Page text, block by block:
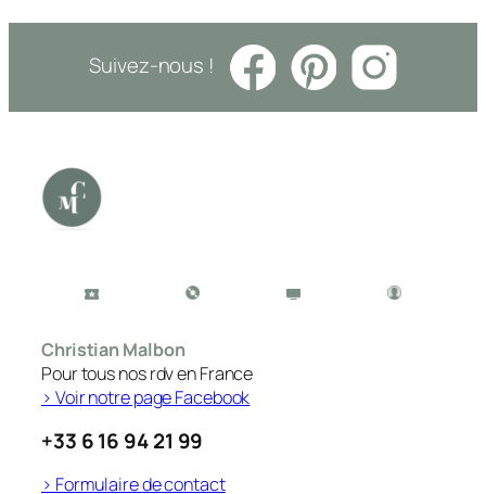
Suivez-nous !
Christian Malbon
Pour tous nos rdv en France
> Voir notre page Facebook
+33 6 16 94 21 99
> Formulaire de contact